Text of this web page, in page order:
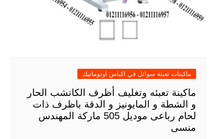
ماكينات تعبئة سوائل في اكياس اوتوماتيك
ماكينة تعبئه وتغليف أظرف الكاتشب الحار
و الشطة و المايونيز و الدقة باظرف ذات
لحام رباعى موديل 505 ماركة المهندس
منسى